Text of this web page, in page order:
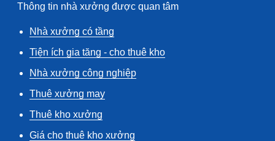
Thông tin nhà xưởng được quan tâm
Nhà xưởng có tầng
Tiện ích gia tăng - cho thuê kho
Nhà xưởng công nghiệp
Thuê xưởng may
Thuê kho xưởng
Giá cho thuê kho xưởng